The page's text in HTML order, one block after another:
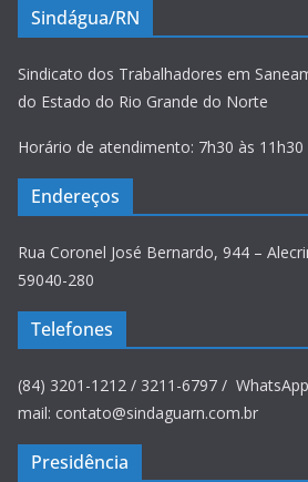
Sindágua/RN
Sindicato dos Trabalhadores em
do Estado do Rio Grande do Norte
Horário de atendimento: 7h30 às 11h30
Endereços
Rua Coronel José Bernardo, 944 –
59040-280
Telefones
(84) 3201-1212 / 3211-6797 /
mail: contato@sindaguarn.com.br
Presidência